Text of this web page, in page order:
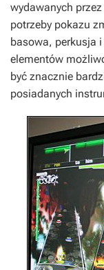
wydawanych
potrzeby pokazu
basowa, perkusja
elementów
być znacznie
posiadanych